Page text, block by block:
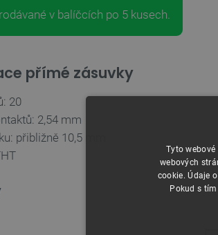
v balíčcích po 5 kusech.
přímé zásuvky
20
2,54 mm
přibližně 10,5 mm
Tyto
webových
cookie. Údaje
Pokud s tím